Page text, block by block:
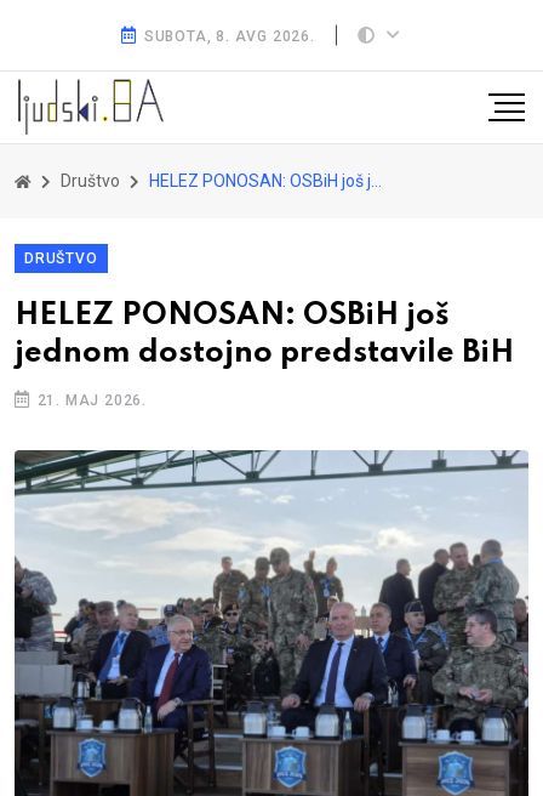
SUBOTA, 8. AVG 2026.
Društvo HELEZ PONOSAN: OSBiH još jednom dostojno predstavile BiH
DRUŠTVO
HELEZ PONOSAN: OSBiH još
jednom dostojno predstavile BiH
21. MAJ 2026.